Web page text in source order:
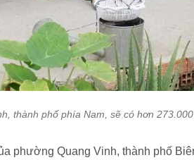
thành phố phía Nam, sẽ có hơn
phường Quang Vinh, thành phố